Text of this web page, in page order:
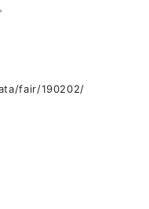
fair/190202/